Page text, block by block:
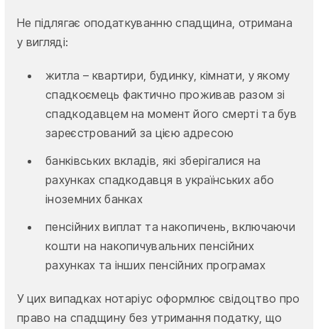
Не підлягає оподаткуванню спадщина, отримана
у вигляді:
житла – квартири, будинку, кімнати, у якому
спадкоємець фактично проживав разом зі
спадкодавцем на момент його смерті та був
зареєстрований за цією адресою
банківських вкладів, які зберігалися на
рахунках спадкодавця в українських або
іноземних банках
пенсійних виплат та накопичень, включаючи
кошти на накопичувальних пенсійних
рахунках та інших пенсійних програмах
У цих випадках нотаріус оформлює свідоцтво про
право на спадщину без утримання податку, що